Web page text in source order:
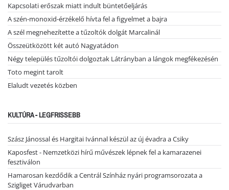
Kapcsolati erőszak miatt indult büntetőeljárás
A szén-monoxid-érzékelő hívta fel a figyelmet a bajra
A szél megnehezítette a tűzoltók dolgát Marcalinál
Összeütközött két autó Nagyatádon
Négy település tűzoltói dolgoztak Látrányban a lángok megfékezésén
Toto megint tarolt
Elaludt vezetés közben
KULTÚRA - LEGFRISSEBB
Szász Jánossal és Hargitai Ivánnal készül az új évadra a Csiky
Kaposfest - Nemzetközi hírű művészek lépnek fel a kamarazenei
fesztiválon
Hamarosan kezdődik a Centrál Színház nyári programsorozata a
Szigliget Várudvarban